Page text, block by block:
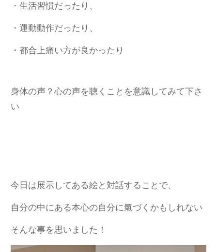
・生活習慣だったり、
・運動動作だったり、
・都合上痛い方が良かったり
身体の声？心の声を聴くことを意識してみて下さ
い
今日は展示してある絵と対話することで、
自分の中にある本心の自分に氣づくかもしれない
そんな事を思いました！